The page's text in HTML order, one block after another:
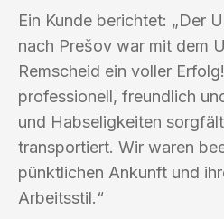
Ein Kunde berichtet: „Der
nach Prešov war mit dem
Remscheid ein voller
professionell, freundlich
und Habseligkeiten
transportiert. Wir waren
pünktlichen Ankunft und
Arbeitsstil.“